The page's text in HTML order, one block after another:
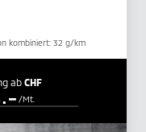
kombiniert: 32 g/km
ab CHF
/Mt.